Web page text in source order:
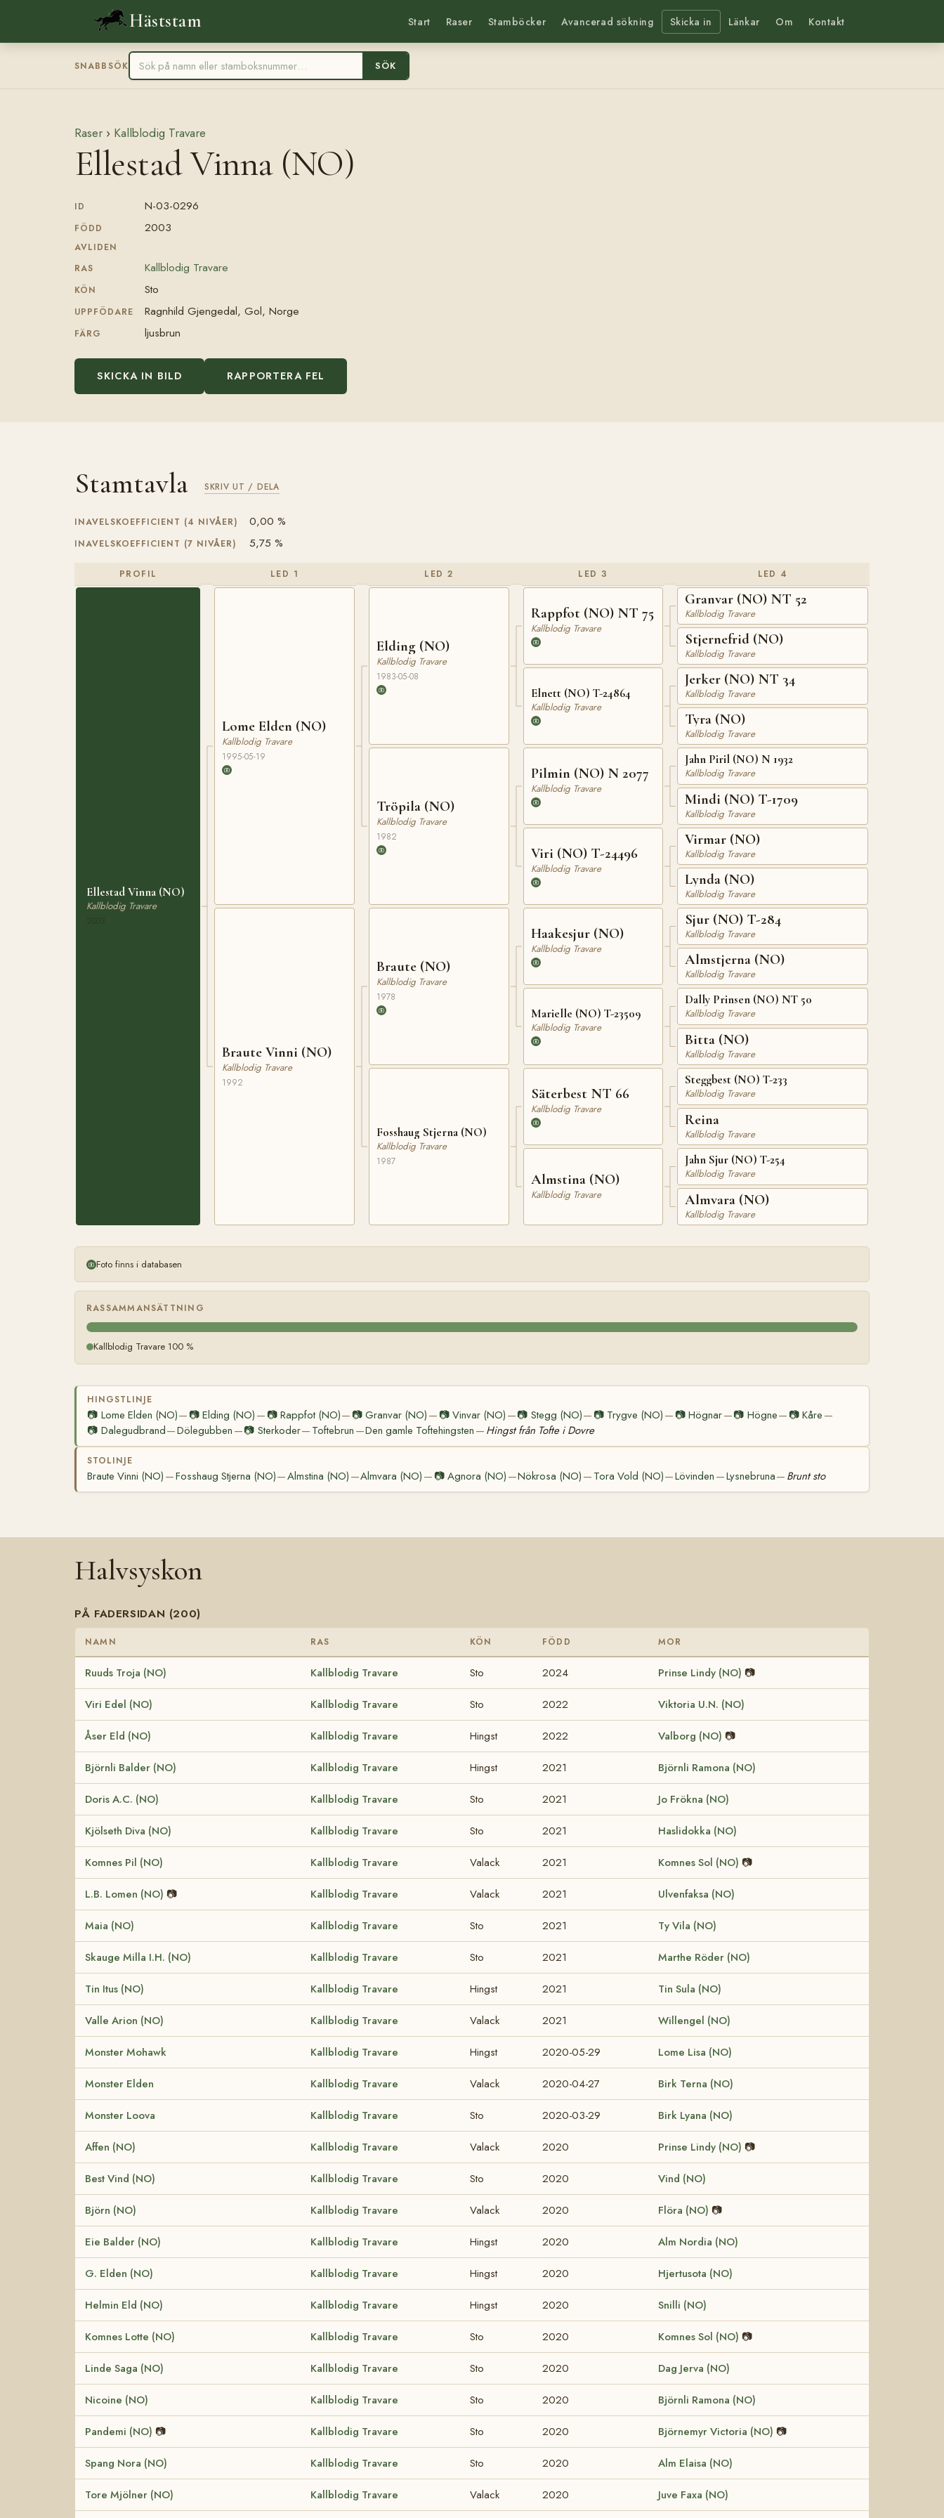
Häststam Start Raser Stamböcker Avancerad sökning Skicka in Länkar Om Kontakt
SNABBSÖK SÖK
Raser › Kallblodig Travare
Ellestad Vinna (NO)
ID N-03-0296
FÖDD 2003
AVLIDEN
RAS
Kallblodig Travare
KÖN Sto
UPPFÖDARE Ragnhild Gjengedal, Gol, Norge
FÄRG ljusbrun
SKICKA IN BILD RAPPORTERA FEL
Stamtavla SKRIV UT / DELA
INAVELSKOEFFICIENT (4 NIVÅER) 0,00 %
INAVELSKOEFFICIENT (7 NIVÅER) 5,75 %
PROFIL
Ellestad Vinna (NO)
Kallblodig Travare
LED 1
Lome Elden (NO)
Kallblodig Travare
1995-05-19
Braute Vinni (NO)
Kallblodig Travare
1992
LED 2
Elding (NO)
Kallblodig Travare
1983-05-08
Tröpila (NO)
Kallblodig Travare
1982
Braute (NO)
Kallblodig Travare
1978
Fosshaug Stjerna (NO)
Kallblodig Travare
1987
LED 3
Rappfot (NO) NT 75
Kallblodig Travare
Elnett (NO) T-24864
Kallblodig Travare
Pilmin (NO) N 2077
Kallblodig Travare
Viri (NO) T-24496
Kallblodig Travare
Haakesjur (NO)
Kallblodig Travare
Marielle (NO) T-23509
Kallblodig Travare
Säterbest NT 66
Kallblodig Travare
Almstina (NO)
Kallblodig Travare
LED 4
Granvar (NO) NT 52
Kallblodig Travare
Stjernefrid (NO)
Kallblodig Travare
Jerker (NO) NT 34
Kallblodig Travare
Tyra (NO)
Kallblodig Travare
Jahn Piril (NO) N 1932
Kallblodig Travare
Mindi (NO) T-1709
Kallblodig Travare
Virmar (NO)
Kallblodig Travare
Lynda (NO)
Kallblodig Travare
Sjur (NO) T-284
Kallblodig Travare
Almstjerna (NO)
Kallblodig Travare
Dally Prinsen (NO) NT 50
Kallblodig Travare
Bitta (NO)
Kallblodig Travare
Steggbest (NO) T-233
Kallblodig Travare
Reina
Kallblodig Travare
Jahn Sjur (NO) T-254
Kallblodig Travare
Almvara (NO)
Kallblodig Travare
Foto finns i databasen
RASSAMMANSÄTTNING
Kallblodig Travare 100 %
HINGSTLINJE
📷 Lome Elden (NO)— 📷Elding (NO) — 📷 Rappfot (NO)— 📷 Granvar (NO) — 📷Vinvar (NO) —📷 Stegg (NO)— 📷 Trygve (NO) — 📷Högnar—📷 Högne— 📷Kåre —
📷 Dalegudbrand—Dölegubben —📷 Sterkoder— Toftebrun —Den gamle Toftehingsten — Hingst från Tofte i Dovre
STOLINJE
Braute Vinni (NO) —Fosshaug Stjerna (NO)—Almstina (NO) —Almvara (NO) — 📷Agnora (NO) —Nökrosa (NO) — Tora Vold (NO)—Lövinden —Lysnebruna— Brunt sto
Halvsyskon
PÅ FADERSIDAN (200)
NAMN RAS KÖN FÖDD MOR
Ruuds Troja (NO) Kallblodig Travare Sto 2024 Prinse Lindy (NO) 📷
Viri Edel (NO) Kallblodig Travare Sto 2022 Viktoria U.N. (NO)
Åser Eld (NO) Kallblodig Travare Hingst 2022 Valborg (NO) 📷
Björnli Balder (NO) Kallblodig Travare Hingst 2021 Björnli Ramona (NO)
Doris A.C. (NO) Kallblodig Travare Sto 2021 Jo Frökna (NO)
Kjölseth Diva (NO) Kallblodig Travare Sto 2021 Haslidokka (NO)
Komnes Pil (NO) Kallblodig Travare Valack 2021 Komnes Sol (NO) 📷
L.B. Lomen (NO) 📷 Kallblodig Travare Valack 2021 Ulvenfaksa (NO)
Maia (NO) Kallblodig Travare Sto 2021 Ty Vila (NO)
Skauge Milla I.H. (NO) Kallblodig Travare Sto 2021 Marthe Röder (NO)
Tin Itus (NO) Kallblodig Travare Hingst 2021 Tin Sula (NO)
Valle Arion (NO) Kallblodig Travare Valack 2021 Willengel (NO)
Monster Mohawk Kallblodig Travare Hingst 2020-05-29 Lome Lisa (NO)
Monster Elden Kallblodig Travare Valack 2020-04-27 Birk Terna (NO)
Monster Loova Kallblodig Travare Sto 2020-03-29 Birk Lyana (NO)
Affen (NO) Kallblodig Travare Valack 2020 Prinse Lindy (NO) 📷
Best Vind (NO) Kallblodig Travare Sto 2020 Vind (NO)
Björn (NO) Kallblodig Travare Valack 2020 Flöra (NO) 📷
Eie Balder (NO) Kallblodig Travare Hingst 2020 Alm Nordia (NO)
G. Elden (NO) Kallblodig Travare Hingst 2020 Hjertusota (NO)
Helmin Eld (NO) Kallblodig Travare Hingst 2020 Snilli (NO)
Komnes Lotte (NO) Kallblodig Travare Sto 2020 Komnes Sol (NO) 📷
Linde Saga (NO) Kallblodig Travare Sto 2020 Dag Jerva (NO)
Nicoine (NO) Kallblodig Travare Sto 2020 Björnli Ramona (NO)
Pandemi (NO) 📷 Kallblodig Travare Sto 2020 Björnemyr Victoria (NO) 📷
Spang Nora (NO) Kallblodig Travare Sto 2020 Alm Elaisa (NO)
Tore Mjölner (NO) Kallblodig Travare Valack 2020 Juve Faxa (NO)